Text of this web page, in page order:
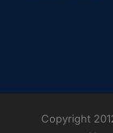
Copyright